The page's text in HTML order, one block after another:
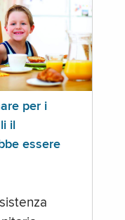
per i
il
essere